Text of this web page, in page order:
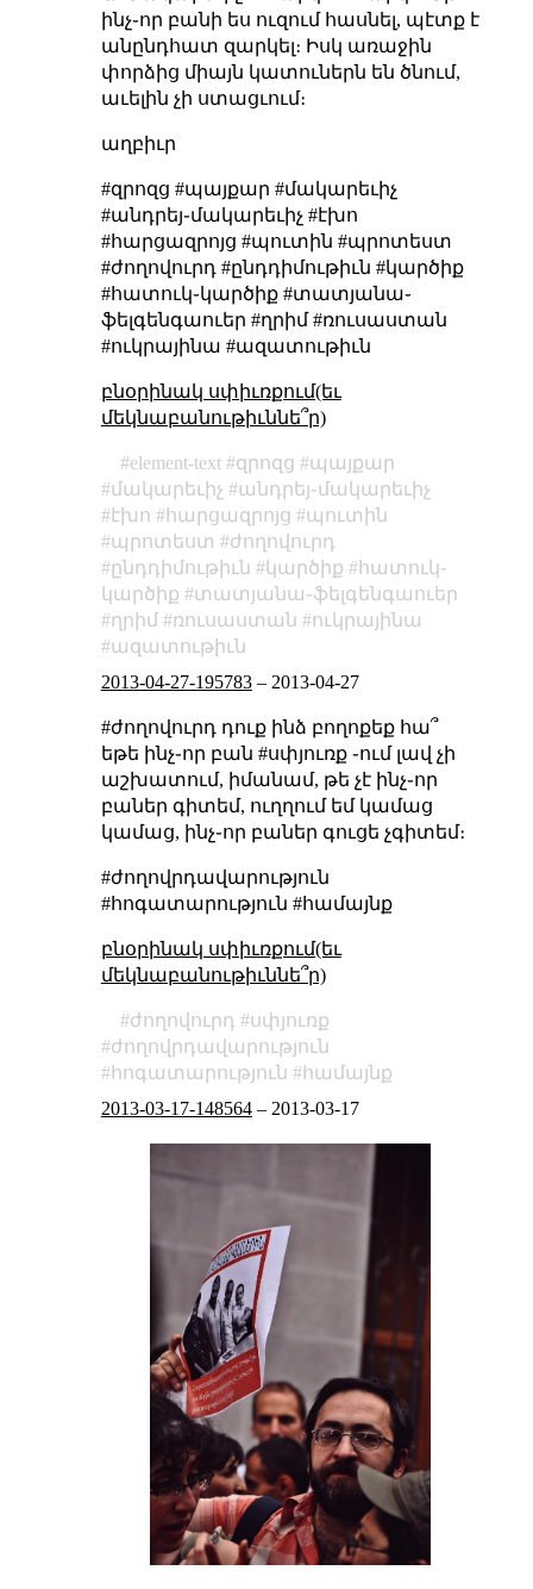
ինչ֊որ բանի ես ուզում հասնել, պէտք է
անընդհատ զարկել։ Իսկ առաջին
փորձից միայն կատուներն են ծնում,
աւելին չի ստացւում։
աղբիւր
#զրոզց #պայքար #մակարեւիչ
#անդրեյ֊մակարեւիչ #էխո
#հարցազրոյց #պուտին #պրոտեստ
#ժողովուրդ #ընդդիմութիւն #կարծիք
#հատուկ֊կարծիք #տատյանա֊
ֆելգենգաուեր #ղրիմ #ռուսաստան
#ուկրայինա #ազատութիւն
բնօրինակ սփիւռքում(եւ
մեկնաբանութիւննե՞ր)
element-text զրոզց
պայքար
մակարեւիչ
անդրեյ֊մակարեւիչ
էխո
հարցազրոյց
պուտին
պրոտեստ
ժողովուրդ
ընդդիմութիւն
կարծիք
հատուկ֊
կարծիք
տատյանա֊ֆելգենգաուեր
ղրիմ
ռուսաստան
ուկրայինա
ազատութիւն
2013-04-27-195783– 2013-04-27
#ժողովուրդ դուք ինձ բողոքեք հա՞
եթե ինչ֊որ բան #սփյուռք ֊ում լավ չի
աշխատում, իմանամ, թե չէ ինչ֊որ
բաներ գիտեմ, ուղղում եմ կամաց
կամաց, ինչ֊որ բաներ գուցե չգիտեմ։
#ժողովրդավարություն
#հոգատարություն #համայնք
բնօրինակ սփիւռքում(եւ
մեկնաբանութիւննե՞ր)
ժողովուրդ
սփյուռք
ժողովրդավարություն
հոգատարություն
համայնք
2013-03-17-148564– 2013-03-17